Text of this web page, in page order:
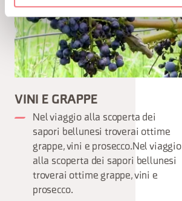
VINI E GRAPPE
Nel viaggio alla scoperta dei
sapori bellunesi troverai ottime
grappe, vini e prosecco.Nel viaggio
alla scoperta dei sapori bellunesi
troverai ottime grappe, vini e
prosecco.